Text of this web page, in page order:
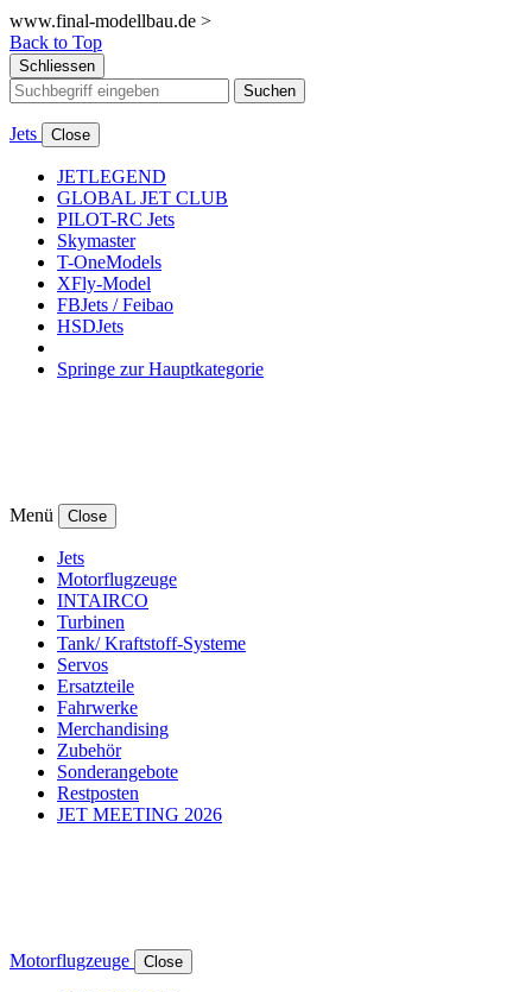
www.final-modellbau.de >
Back to Top
Schliessen
Suchen
Jets Close
JETLEGEND
GLOBAL JET CLUB
PILOT-RC Jets
Skymaster
T-OneModels
XFly-Model
FBJets / Feibao
HSDJets
Springe zur Hauptkategorie
Menü Close
Jets
Motorflugzeuge
INTAIRCO
Turbinen
Tank/ Kraftstoff-Systeme
Servos
Ersatzteile
Fahrwerke
Merchandising
Zubehör
Sonderangebote
Restposten
JET MEETING 2026
Motorflugzeuge Close